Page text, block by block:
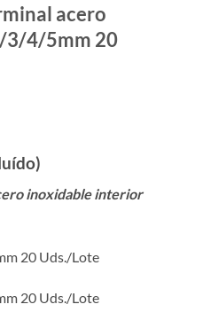
acero
3/4/5mm 20
inoxidable interior
20 Uds./Lote
20 Uds./Lote